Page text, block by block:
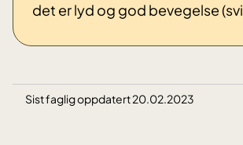
det er lyd og god bevegelse
Sist faglig oppdatert 20.02.2023